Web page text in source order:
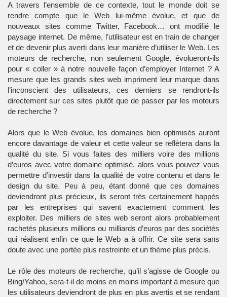
A travers l’ensemble de ce contexte, tout le monde doit se
rendre compte que le Web lui-même évolue, et que de
nouveaux sites comme Twitter, Facebook… ont modifié le
paysage internet. De même, l’utilisateur est en train de changer
et de devenir plus averti dans leur manière d’utiliser le Web. Les
moteurs de recherche, non seulement Google, évolueront-ils
pour « coller » à notre nouvelle façon d’employer Internet ? A
mesure que les grands sites web impriment leur marque dans
l’inconscient des utilisateurs, ces derniers se rendront-ils
directement sur ces sites plutôt que de passer par les moteurs
de recherche ?
Alors que le Web évolue, les domaines bien optimisés auront
encore davantage de valeur et cette valeur se reflètera dans la
qualité du site. Si vous faites des milliers voire des millions
d’euros avec votre domaine optimisé, alors vous pouvez vous
permettre d’investir dans la qualité de votre contenu et dans le
design du site. Peu à peu, étant donné que ces domaines
deviendront plus précieux, ils seront très certainement happés
par les entreprises qui savent exactement comment les
exploiter. Des milliers de sites web seront alors probablement
rachetés plusieurs millions ou milliards d’euros par des sociétés
qui réalisent enfin ce que le Web a à offrir. Ce site sera sans
doute avec une portée plus restreinte et un thème plus précis.
Le rôle des moteurs de recherche, qu’il s’agisse de Google ou
Bing/Yahoo, sera-t-il de moins en moins important à mesure que
les utilisateurs deviendront de plus en plus avertis et se rendant